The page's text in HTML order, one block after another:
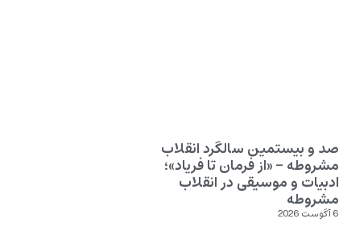
صد و بیستمین سالگرد انقلاب
مشروطه – «از فرمان تا فریاد»؛
ادبیات و موسیقی در انقلاب
مشروطه
6 آگوست 2026